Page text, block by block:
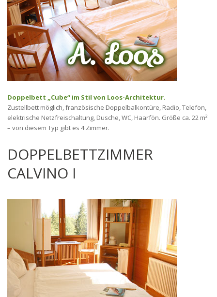
Doppelbett „Cube“ im Stil von Loos-Architektur.
Zustellbett möglich, französische Doppelbalkontüre, Radio, Telefon,
elektrische Netzfreischaltung, Dusche, WC, Haarfön. Größe ca. 22 m²
– von diesem Typ gibt es 4 Zimmer.
DOPPELBETTZIMMER
CALVINO I